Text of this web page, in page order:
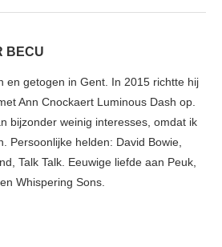
BECU
en getogen in Gent. In 2015 richtte hij
Ann Cnockaert Luminous Dash op.
bijzonder weinig interesses, omdat ik
Persoonlijke helden: David Bowie,
Talk Talk. Eeuwige liefde aan Peuk,
Whispering Sons.